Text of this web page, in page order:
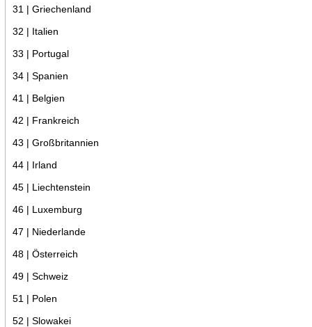
31 | Griechenland
32 | Italien
33 | Portugal
34 | Spanien
41 | Belgien
42 | Frankreich
43 | Großbritannien
44 | Irland
45 | Liechtenstein
46 | Luxemburg
47 | Niederlande
48 | Österreich
49 | Schweiz
51 | Polen
52 | Slowakei